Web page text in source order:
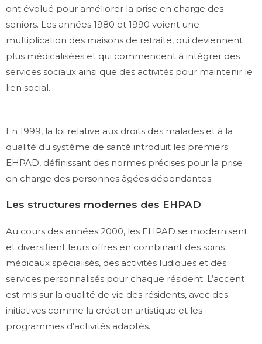
ont évolué pour améliorer la prise en charge des
seniors. Les années 1980 et 1990 voient une
multiplication des maisons de retraite, qui deviennent
plus médicalisées et qui commencent à intégrer des
services sociaux ainsi que des activités pour maintenir le
lien social.
En 1999, la loi relative aux droits des malades et à la
qualité du système de santé introduit les premiers
EHPAD, définissant des normes précises pour la prise
en charge des personnes âgées dépendantes.
Les structures modernes des EHPAD
Au cours des années 2000, les EHPAD se modernisent
et diversifient leurs offres en combinant des soins
médicaux spécialisés, des activités ludiques et des
services personnalisés pour chaque résident. L’accent
est mis sur la qualité de vie des résidents, avec des
initiatives comme la création artistique et les
programmes d’activités adaptés.